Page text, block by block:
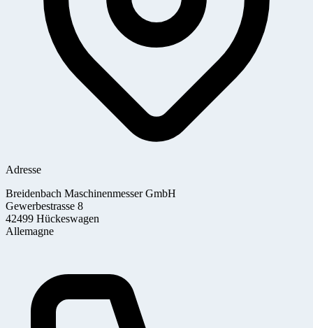
Adresse
Breidenbach Maschinenmesser GmbH
Gewerbestrasse 8
42499 Hückeswagen
Allemagne